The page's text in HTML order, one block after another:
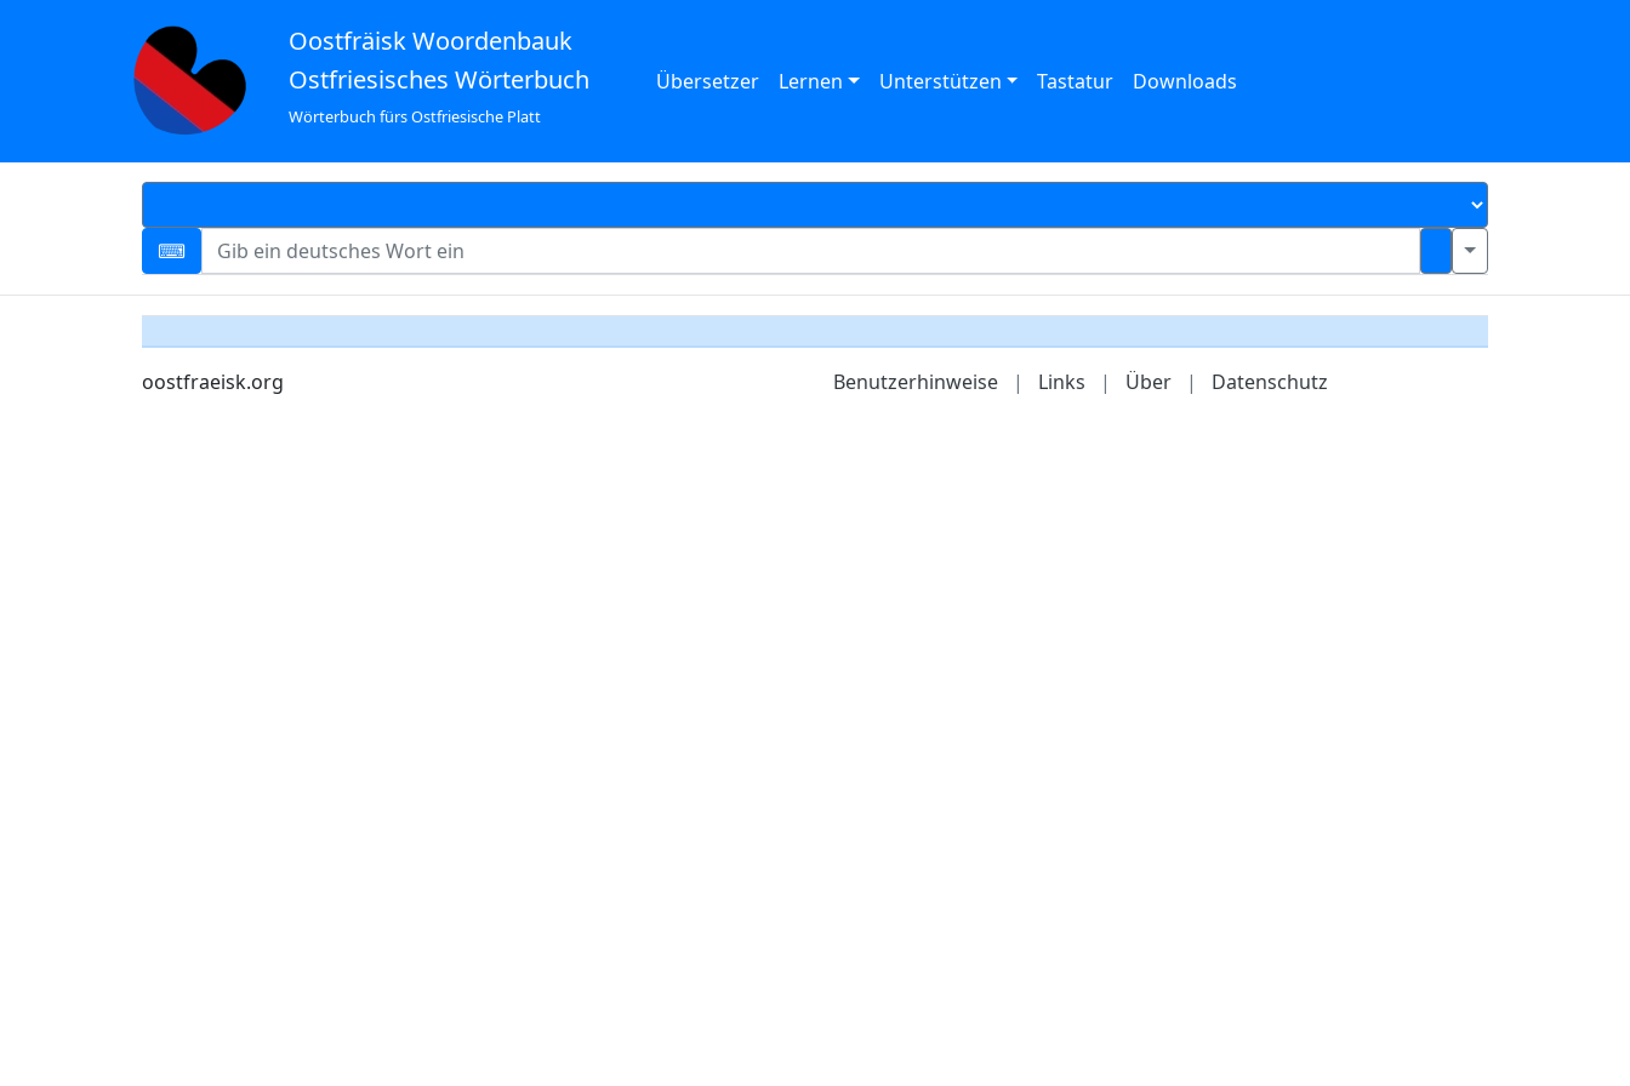
Oostfräisk Woordenbauk
Ostfriesisches Wörterbuch
Wörterbuch fürs Ostfriesische Platt
Übersetzer Lernen Unterstützen Tastatur Downloads
oostfraeisk.org Benutzerhinweise | Links | Über | Datenschutz